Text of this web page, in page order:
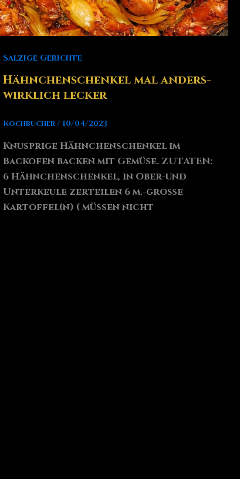
Salzige Gerichte
Hähnchenschenkel mal anders-
wirklich lecker
Kochbucher/ 10/04/2023
Knusprige Hähnchenschenkel im
Backofen backen mit Gemüse. ZUTATEN:
6 Hähnchenschenkel, in Ober-und
Unterkeule zerteilen 6 m.-große
Kartoffel(n) ( müssen nicht